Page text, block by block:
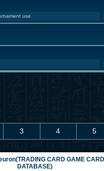
use
3 4 5
CARD GAME CARD
DATABASE)